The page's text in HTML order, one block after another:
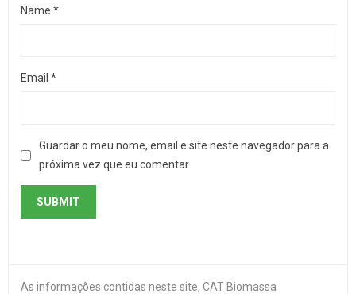
Name *
Email *
Guardar o meu nome, email e site neste navegador para a
próxima vez que eu comentar.
As informações contidas neste site, CAT Biomassa